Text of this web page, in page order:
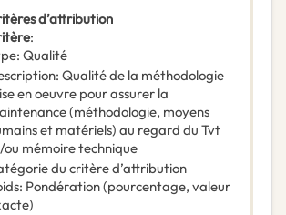
d’attribution
:
: Qualité
: Qualité de la méthodologie
en oeuvre pour assurer la
(méthodologie, moyens
et matériels) au regard du Tvt
mémoire technique
du critère d’attribution
: Pondération (pourcentage, valeur